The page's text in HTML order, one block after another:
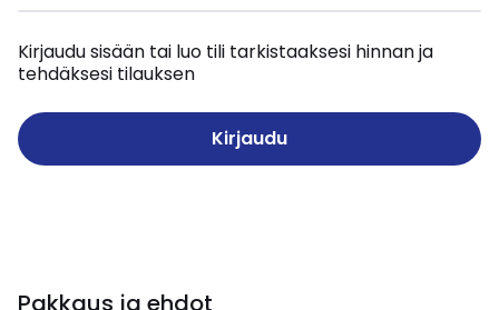
Kirjaudu sisään tai luo tili tarkistaaksesi hinnan ja
tehdäksesi tilauksen
Kirjaudu
Pakkaus ja ehdot